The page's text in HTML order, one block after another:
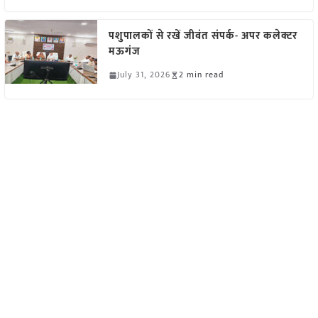
पशुपालकों से रखें जीवंत संपर्क- अपर कलेक्टर
मऊगंज
July 31, 2026 2 min read